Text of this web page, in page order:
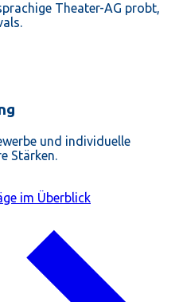
Theater-AG probt,
und individuelle
Stärken.
im Überblick